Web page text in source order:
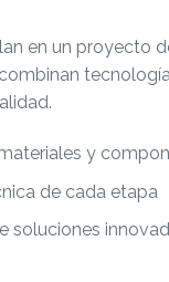
en un proyecto
y
de cada etapa
soluciones